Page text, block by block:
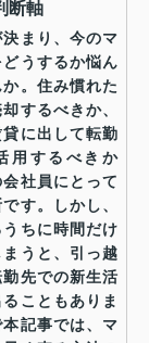
断軸
まり、今のマ
どうするか悩ん
。住み慣れた
するべきか、
に出して転勤
用するべきか
社員にとって
す。しかし、
ちに時間だけ
うと、引っ越
勤先での新生活
こともありま
記事では、マ